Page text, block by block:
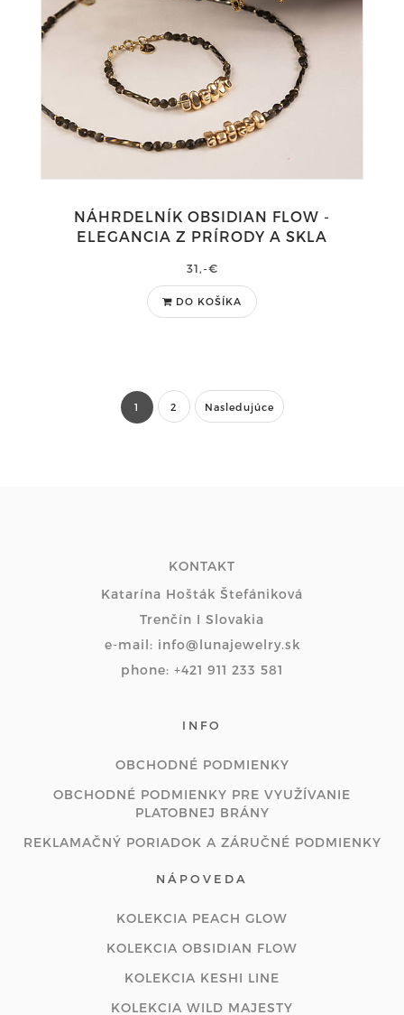
NÁHRDELNÍK OBSIDIAN FLOW -
ELEGANCIA Z PRÍRODY A SKLA
31,-€
DO KOŠÍKA
1 2 Nasledujúce
KONTAKT
Katarína Hošták Štefániková
Trenčín I Slovakia
e-mail: info@lunajewelry.sk
phone: +421 911 233 581
INFO
OBCHODNÉ PODMIENKY
OBCHODNÉ PODMIENKY PRE VYUŽÍVANIE
PLATOBNEJ BRÁNY
REKLAMAČNÝ PORIADOK A ZÁRUČNÉ PODMIENKY
NÁPOVEDA
KOLEKCIA PEACH GLOW
KOLEKCIA OBSIDIAN FLOW
KOLEKCIA KESHI LINE
KOLEKCIA WILD MAJESTY